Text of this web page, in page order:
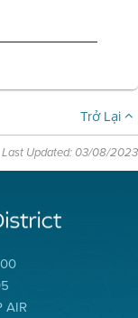
Trở Lại
Last Updated: 03/08/2023
AIR